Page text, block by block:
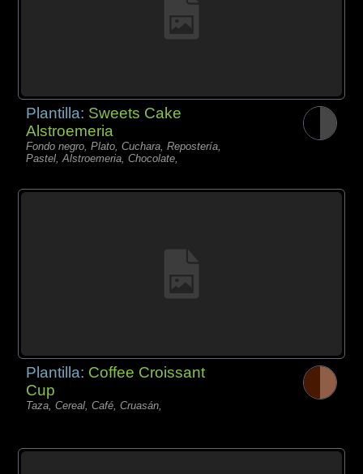
Plantilla: Sweets Cake
Alstroemeria
Fondo negro, Plato, Cuchara, Repostería,
Pastel, Alstroemeria, Chocolate,
Plantilla: Coffee Croissant
Cup
Taza, Cereal, Café, Cruasán,